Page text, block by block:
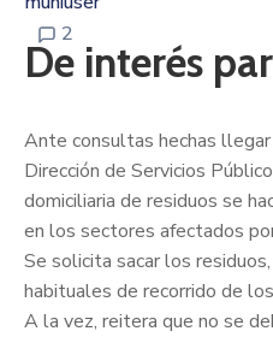
2
De interés
Ante consultas hechas
Dirección de Servicios
domiciliaria de residuos se
en los sectores afectados
Se solicita sacar los
habituales de recorrido de
A la vez, reitera que no se